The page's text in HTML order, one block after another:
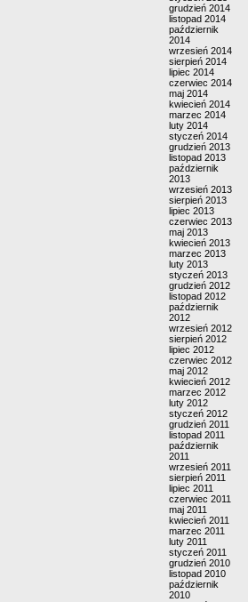
grudzień 2014
listopad 2014
październik
2014
wrzesień 2014
sierpień 2014
lipiec 2014
czerwiec 2014
maj 2014
kwiecień 2014
marzec 2014
luty 2014
styczeń 2014
grudzień 2013
listopad 2013
październik
2013
wrzesień 2013
sierpień 2013
lipiec 2013
czerwiec 2013
maj 2013
kwiecień 2013
marzec 2013
luty 2013
styczeń 2013
grudzień 2012
listopad 2012
październik
2012
wrzesień 2012
sierpień 2012
lipiec 2012
czerwiec 2012
maj 2012
kwiecień 2012
marzec 2012
luty 2012
styczeń 2012
grudzień 2011
listopad 2011
październik
2011
wrzesień 2011
sierpień 2011
lipiec 2011
czerwiec 2011
maj 2011
kwiecień 2011
marzec 2011
luty 2011
styczeń 2011
grudzień 2010
listopad 2010
październik
2010